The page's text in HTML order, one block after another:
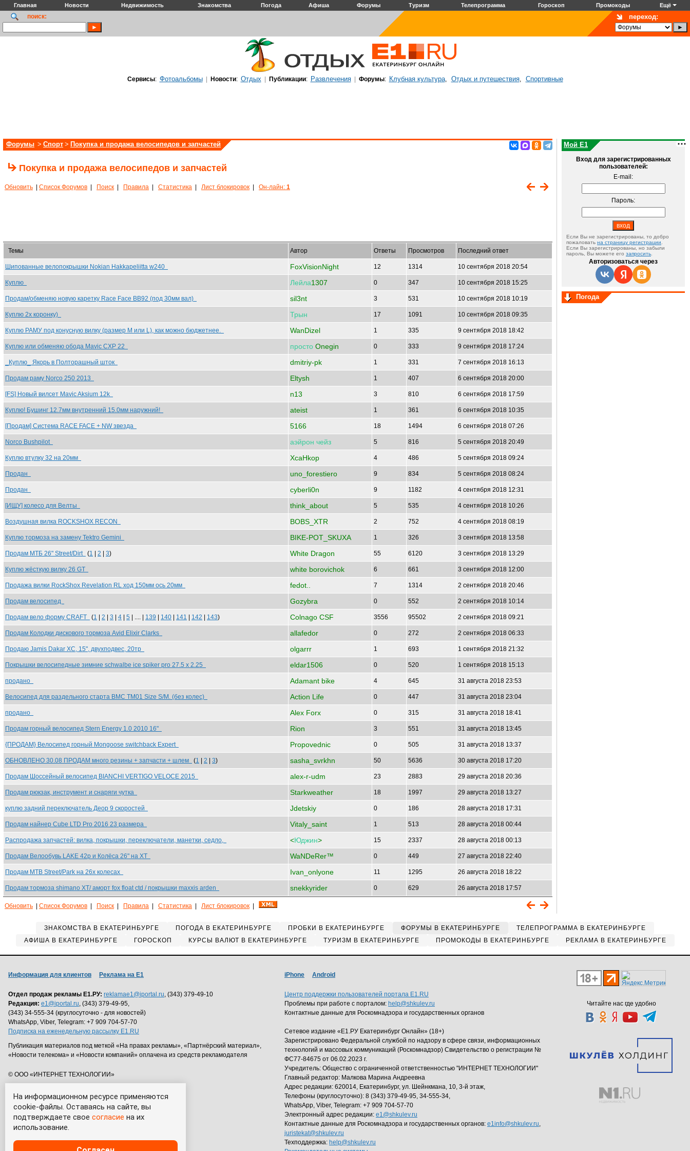
На информационном ресурсе применяются
cookie-файлы. Оставаясь на сайте, вы
подтверждаете свое согласие на их
использование.
Главная Новости Недвижимость Знакомства Погода Афиша Форумы Туризм Телепрограмма Гороскоп Промокоды Ещё
поиск: переход:
Сервисы: Фотоальбомы| Новости: Отдых| Публикации: Развлечения| Форумы: Клубная культура, Отдых и путешествия, Спортивные
Форумы > Спорт > Покупка и продажа велосипедов и запчастей
Покупка и продажа велосипедов и запчастей
Обновить Список Форумов Поиск Правила Статистика Лист блокировок Он-лайн: 1
Темы Автор Ответы Просмотров Последний ответ
Шипованные велопокрышки Nokian Hakkapeliitta w240 FoxVisionNight 12 1314 10 сентября 2018 20:54
Куплю Лейла1307 0 347 10 сентября 2018 15:25
Продам/обменяю новую каретку Race Face BB92 (под 30мм вал) sil3nt 3 531 10 сентября 2018 10:19
Куплю 2х коронку) Трын 17 1091 10 сентября 2018 09:35
Куплю РАМУ под конусную вилку (размер M или L), как можно бюджетнее. WanDizel 1 335 9 сентября 2018 18:42
Куплю или обменяю обода Mavic CXP 22 просто Onegin 0 333 9 сентября 2018 17:24
_Куплю_ Якорь в Полторашный шток dmitriy-pk 1 331 7 сентября 2018 16:13
Продам раму Norco 250 2013 Eltysh 1 407 6 сентября 2018 20:00
[FS] Новый вилсет Mavic Aksium 12k n13 3 810 6 сентября 2018 17:59
Куплю! Бушинг 12.7мм внутренний 15.0мм наружний! ateist 1 361 6 сентября 2018 10:35
[Продам] Система RACE FACE + NW звезда 5166 18 1494 6 сентября 2018 07:26
Norco Bushpilot аэйрон чейз 5 816 5 сентября 2018 20:49
Куплю втулку 32 на 20мм XcaHkop 4 486 5 сентября 2018 09:24
Продан uno_forestiero 9 834 5 сентября 2018 08:24
Продан cyberli0n 9 1182 4 сентября 2018 12:31
[ИЩУ] колесо для Велты think_about 5 535 4 сентября 2018 10:26
Воздушная вилка ROCKSHOX RECON BOBS_XTR 2 752 4 сентября 2018 08:19
Куплю тормоза на замену Tektro Gemini BIKE-POT_SKUXA 1 326 3 сентября 2018 13:58
Продам МТБ 26" Street/Dirt (1 2 3) White Dragon 55 6120 3 сентября 2018 13:29
Куплю жёсткую вилку 26 GT white borovichok 6 661 3 сентября 2018 12:00
Продажа вилки RockShox Revelation RL ход 150мм ось 20мм fedot.. 7 1314 2 сентября 2018 20:46
Продам велосипед Gozybra 0 552 2 сентября 2018 10:14
Продам вело форму CRAFT (1 2 3 4 5 | .... | 139 140 141 142 143) Colnago CSF 3556 95502 2 сентября 2018 09:21
Продам Колодки дискового тормоза Avid Elixir Clarks allafedor 0 272 2 сентября 2018 06:33
Продаю Jamis Dakar XC, 15", двухподвес, 20тр olgarrr 1 693 1 сентября 2018 21:32
Покрышки велосипедные зимние schwalbe ice spiker pro 27.5 x 2.25 eldar1506 0 520 1 сентября 2018 15:13
продано Adamant bike 4 645 31 августа 2018 23:53
Велосипед для раздельного старта BMC TM01 Size S/M. (без колес) Action Life 0 447 31 августа 2018 23:04
продано Alex Forx 0 315 31 августа 2018 18:41
Продам горный велосипед Stern Energy 1.0 2010 16" Rion 3 551 31 августа 2018 13:45
{ПРОДАМ} Велосипед горный Mongoose switchback Expert Propovednic 0 505 31 августа 2018 13:37
ОБНОВЛЕНО 30.08 ПРОДАМ много резины + запчасти + шлем (1 2 3) sasha_svrkhn 50 5636 30 августа 2018 17:20
Продам Шоссейный велосипед BIANCHI VERTIGO VELOCE 2015 alex-r-udm 23 2883 29 августа 2018 20:36
Продам рюкзак, инструмент и снаряги чутка Starkweather 18 1997 29 августа 2018 13:27
куплю задний переключатель Деор 9 скоростей Jdetskiy 0 186 28 августа 2018 17:31
Продам найнер Cube LTD Pro 2016 23 размера Vitaly_saint 1 513 28 августа 2018 00:44
Распродажа запчастей: вилка, покрышки, переключатели, манетки, седло, <Юджин> 15 2337 28 августа 2018 00:13
Продам Велообувь LAKE 42р и Колёса 26" на ХТ WaNDeRer™ 0 449 27 августа 2018 22:40
Продам MTB Street/Park на 26х колесах Ivan_onlyone 11 1295 26 августа 2018 18:22
Продам тормоза shimano XT/ аморт fox float ctd / покрышки maxxis arden snekkyrider 0 629 26 августа 2018 17:57
Обновить Список Форумов Поиск Правила Статистика Лист блокировок
Мой E1
Вход для зарегистрированных
пользователей:
E-mail:
Пароль:
Если Вы не зарегистрированы, то добро
пожаловать на страницу регистрации
Если Вы зарегистрированы, но забыли
пароль, Вы можете его запросить
Авторизоваться через
Погода
ЗНАКОМСТВА В ЕКАТЕРИНБУРГЕ ПОГОДА В ЕКАТЕРИНБУРГЕ ПРОБКИ В ЕКАТЕРИНБУРГЕ ФОРУМЫ В ЕКАТЕРИНБУРГЕ
ТЕЛЕПРОГРАММА В ЕКАТЕРИНБУРГЕ
АФИША В ЕКАТЕРИНБУРГЕ
ГОРОСКОП КУРСЫ ВАЛЮТ В ЕКАТЕРИНБУРГЕ ТУРИЗМ В ЕКАТЕРИНБУРГЕ ПРОМОКОДЫ В ЕКАТЕРИНБУРГЕ РЕКЛАМА В ЕКАТЕРИНБУРГЕ
Читайте нас где удобно
Информация для клиентов Реклама на Е1
Отдел продаж рекламы Е1.РУ: reklamae1@iportal.ru, (343) 379-49-10
Редакция: e1@iportal.ru, (343) 379-49-95,
(343) 34-555-34 (круглосуточно - для новостей)
WhatsApp, Viber, Telegram: +7 909 704-57-70
Подписка на еженедельную рассылку E1.RU
Публикация материалов под меткой «На правах рекламы», «Партнёрский материал»,
«Новости телекома» и «Новости компаний» оплачена из средств рекламодателя
© ООО «ИНТЕРНЕТ ТЕХНОЛОГИИ»
iPhone Android
Центр поддержки пользователей портала E1.RU
Проблемы при работе с порталом: help@shkulev.ru
Контактные данные для Роскомнадзора и государственных органов
Сетевое издание «Е1.РУ Екатеринбург Онлайн» (18+)
Зарегистрировано Федеральной службой по надзору в сфере связи, информационных
технологий и массовых коммуникаций (Роскомнадзор) Свидетельство о регистрации №
ФС77-84675 от 06.02.2023 г.
Учредитель: Общество с ограниченной ответственностью "ИНТЕРНЕТ ТЕХНОЛОГИИ"
Главный редактор: Малкова Марина Андреевна
Адрес редакции: 620014, Екатеринбург, ул. Шейнкмана, 10, 3-й этаж,
Телефоны (круглосуточно): 8 (343) 379-49-95, 34-555-34,
WhatsApp, Viber, Telegram: +7 909 704-57-70
Электронный адрес редакции: e1@shkulev.ru
Контактные данные для Роскомнадзора и государственных органов: e1info@shkulev.ru,
juristekat@shkulev.ru
Техподдержка: help@shkulev.ru